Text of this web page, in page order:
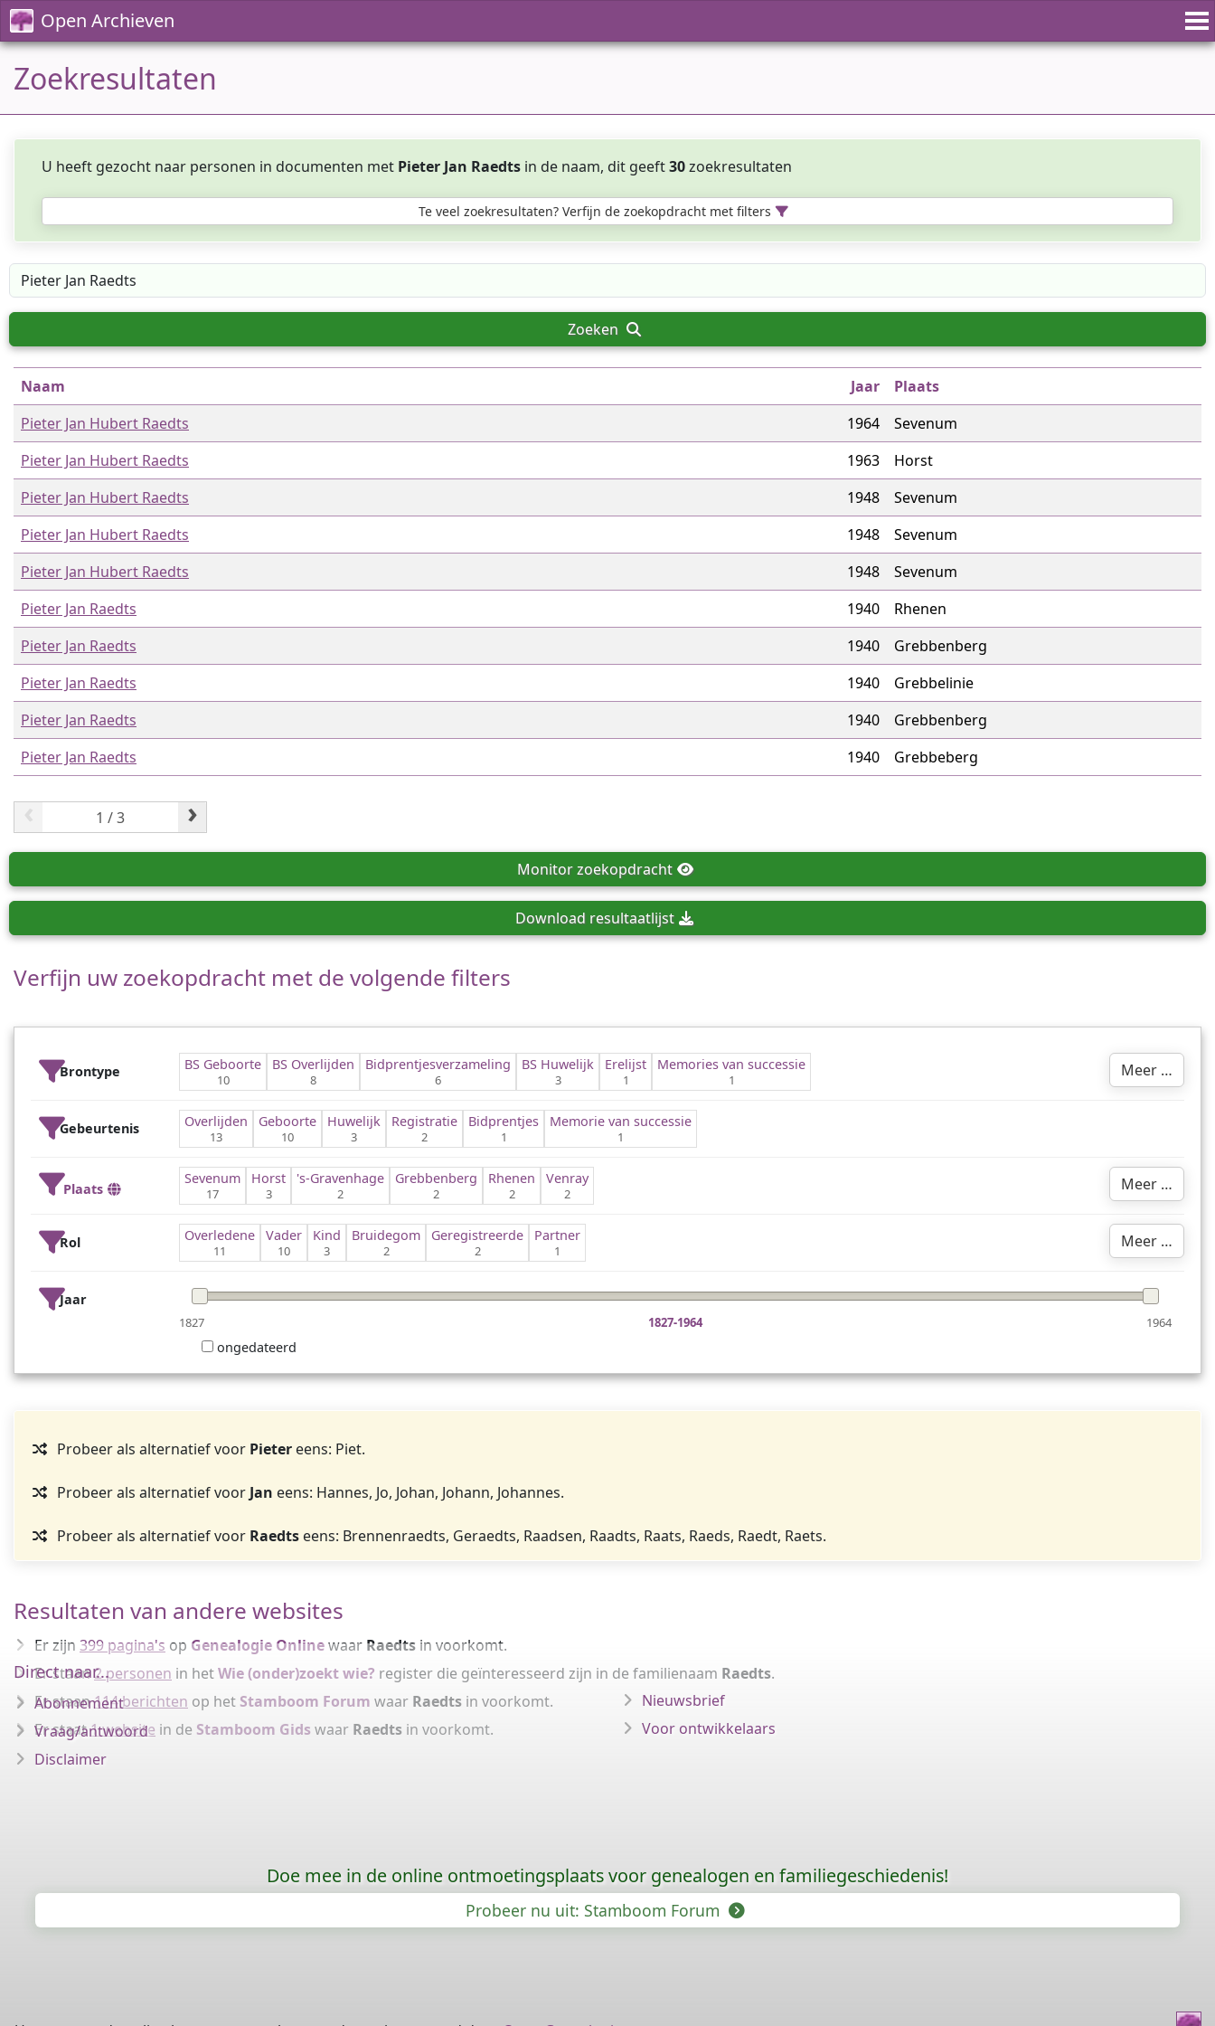
Open Archieven
Zoekresultaten
U heeft gezocht naar personen in documenten met Pieter Jan Raedts in de naam, dit geeft30zoekresultaten
Te veel zoekresultaten? Verfijn de zoekopdracht met filters
Zoeken
Naam Jaar
Plaats
Pieter Jan Hubert Raedts
1964
Sevenum
Pieter Jan Hubert Raedts
1963
Horst
Pieter Jan Hubert Raedts
1948
Sevenum
Pieter Jan Hubert Raedts
1948
Sevenum
Pieter Jan Hubert Raedts
1948
Sevenum
Pieter Jan Raedts
1940
Rhenen
Pieter Jan Raedts
1940
Grebbenberg
Pieter Jan Raedts
1940
Grebbelinie
Pieter Jan Raedts
1940
Grebbenberg
Pieter Jan Raedts
1940 Grebbeberg
‹ ›
Monitorzoekopdracht
Download resultaatlijst
Verfijn uw zoekopdracht met de volgende filters
Brontype BS Geboorte
10
BS Overlijden
8
Bidprentjes­verzameling
6
BS Huwelijk
3
Erelijst
1
Memories van successie
1 Meer …
Gebeurtenis Overlijden
13
Geboorte
10
Huwelijk
3
Registratie
2
Bidprentjes
1
Memorie van successie
1
Plaats
Sevenum
17
Horst
3
's-Gravenhage
2
Grebbenberg
2
Rhenen
2
Venray
2 Meer …
Rol Overledene
11
Vader
10
Kind
3
Bruidegom
2
Geregistreerde
2
Partner
1 Meer …
Jaar
1827 1964
1827-1964
ongedateerd
Probeer als alternatief voor Pietereens: Piet.
Probeer als alternatief voor Jan eens: Hannes, Jo, Johan, Johann, Johannes.
Probeer als alternatief voor Raedtseens: Brennenraedts, Geraedts, Raadsen, Raadts, Raats, Raeds, Raedt, Raets.
Resultaten van andere websites
Er zijn 399 pagina's op Genealogie Onlinewaar Raedts in voorkomt.
Er staan2 personen in hetWie (onder)zoekt wie? register die geïnteresseerd zijn in de familienaam Raedts.
Er staan114 berichten op het Stamboom Forum waar Raedts in voorkomt.
Er staat1 website in de Stamboom Gids waar Raedts in voorkomt.
Direct naar...
Abonnement
Vraag/antwoord
Disclaimer
Nieuwsbrief
Voor ontwikkelaars
Doe mee in de online ontmoetingsplaats voor genealogen en familiegeschiedenis!
Probeer nu uit: Stamboom Forum